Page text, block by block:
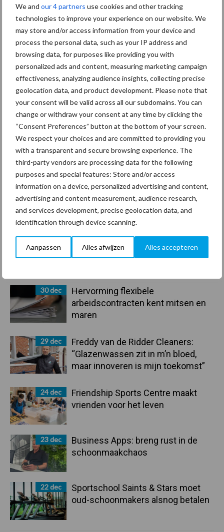
We and our 4 partners use cookies and other tracking
technologies to improve your experience on our website. We
may store and/or access information from your device and
process the personal data, such as your IP address and
browsing data, for purposes like providing you with
personalized ads and content, measuring marketing campaign
effectiveness, analyzing audience insights, collecting precise
geolocation data, and product development. Please note that
your consent will be valid across all our subdomains. You can
change or withdraw your consent at any time by clicking the
“Consent Preferences” button at the bottom of your screen.
We respect your choices and are committed to providing you
with a transparent and secure browsing experience. The
third-party vendors are processing data for the following
purposes and special features: Store and/or access
information on a device, personalized advertising and content,
advertising and content measurement, audience research,
and services development, precise geolocation data, and
identification through device scanning.
Aanpassen Alles afwijzen Alles accepteren
Primaire
Sidebar
30 dec
Hervorming flexibele
arbeidscontracten kent mitsen en
maren
29 dec
Freddy van de Ridder Cleaners:
“Glazenwassen zit in m’n bloed,
maar innoveren is mijn toekomst”
24 dec
Friendship Sports Centre maakt
vrienden voor het leven
23 dec
Business Apps: breng rust in de
schoonmaakchaos
22 dec
Sportschool Saints & Stars moet
oud-schoonmakers alsnog betalen
Hervorming flexibele
arbeidscontracten kent
mitsen en maren
Thema's Vakpartners
Coronavirus UVC
Toon meer